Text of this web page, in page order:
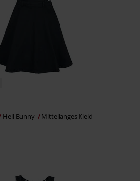
Hell Bunny Mittellanges Kleid